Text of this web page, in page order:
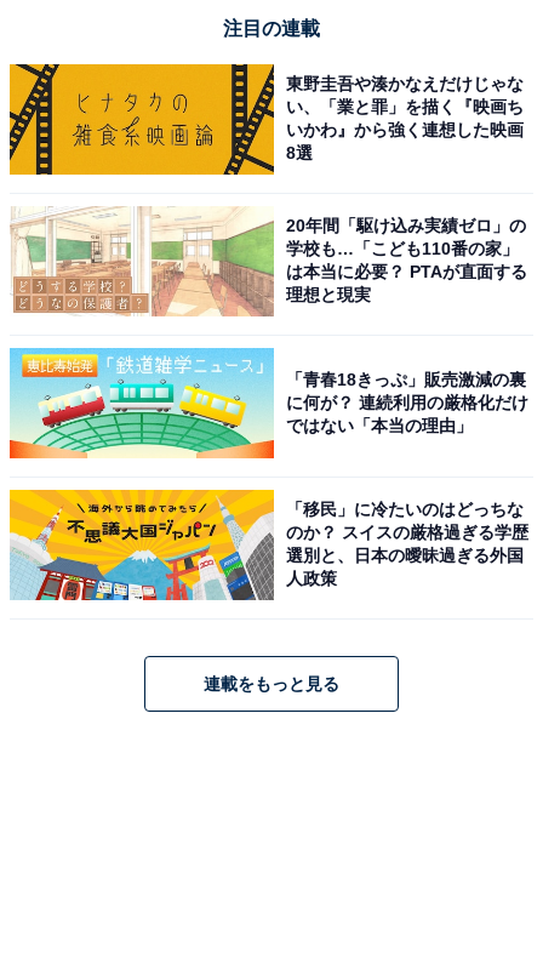
注目の連載
東野圭吾や湊かなえだけじゃな
い、「業と罪」を描く『映画ち
いかわ』から強く連想した映画
8選
20年間「駆け込み実績ゼロ」の
学校も…「こども110番の家」
は本当に必要？ PTAが直面する
理想と現実
「青春18きっぷ」販売激減の裏
に何が？ 連続利用の厳格化だけ
ではない「本当の理由」
「移民」に冷たいのはどっちな
のか？ スイスの厳格過ぎる学歴
選別と、日本の曖昧過ぎる外国
人政策
連載をもっと見る